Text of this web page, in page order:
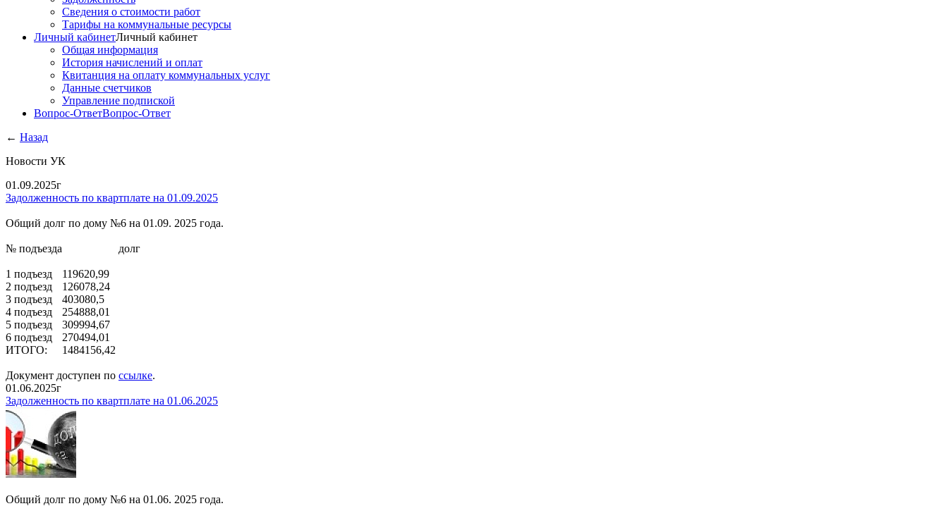
Сведения о стоимости работ
Тарифы на коммунальные ресурсы
Личный кабинетЛичный кабинет
Общая информация
История начислений и оплат
Квитанция на оплату коммунальных услуг
Данные счетчиков
Управление подпиской
Вопрос-ОтветВопрос-Ответ
← Назад
Новости УК
01.09.2025г
Задолженность по квартплате на 01.09.2025
Общий долг по дому №6 на 01.09. 2025 года.
№ подъезда долг
1 подъезд
119620,99
2 подъезд
126078,24
3 подъезд
403080,5
4 подъезд
254888,01
5 подъезд
309994,67
6 подъезд
270494,01
ИТОГО:
1484156,42
Документ доступен по ссылке.
01.06.2025г
Задолженность по квартплате на 01.06.2025
Общий долг по дому №6 на 01.06. 2025 года.